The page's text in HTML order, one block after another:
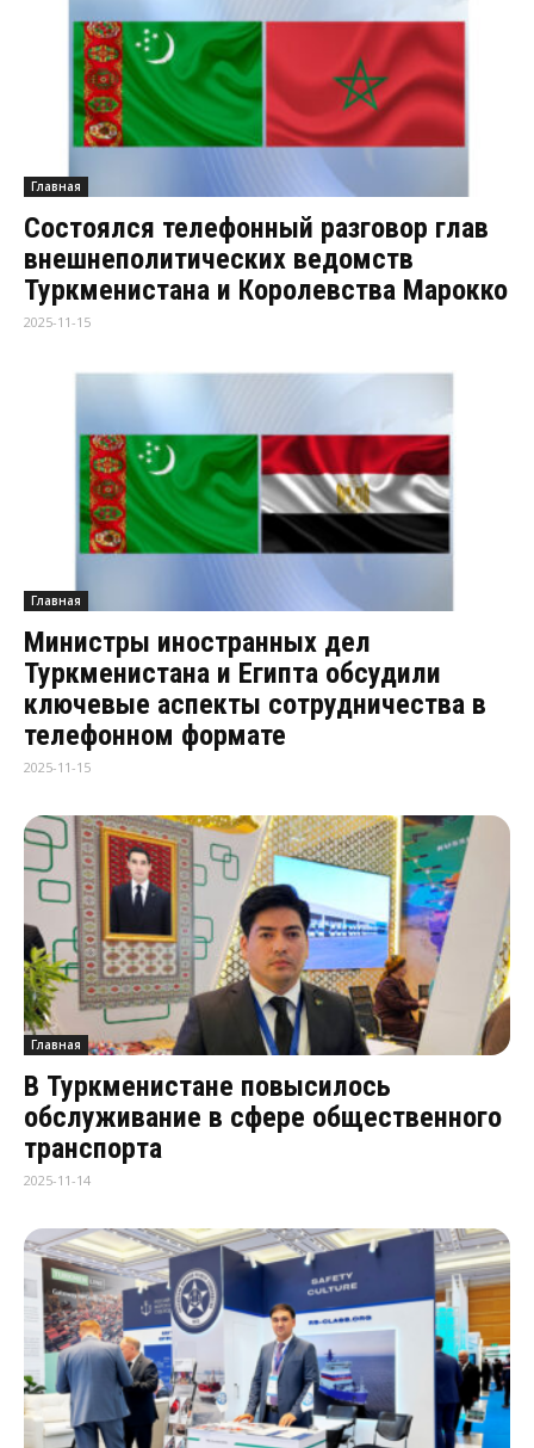
Главная
Состоялся телефонный разговор глав
внешнеполитических ведомств
Туркменистана и Королевства Марокко
2025-11-15
Главная
Министры иностранных дел
Туркменистана и Египта обсудили
ключевые аспекты сотрудничества в
телефонном формате
2025-11-15
Главная
В Туркменистане повысилось
обслуживание в сфере общественного
транспорта
2025-11-14